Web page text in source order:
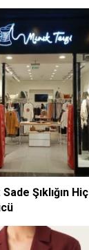
Şıklığın Hiç